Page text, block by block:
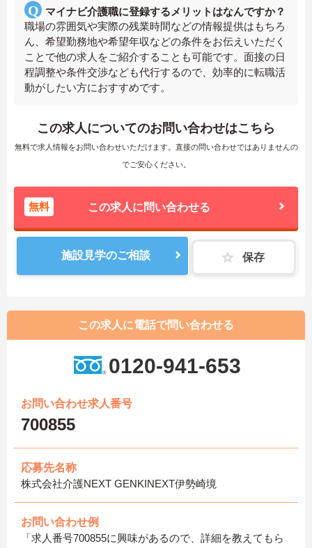
マイナビ介護職に登録するメリットはなんですか？
職場の雰囲気や実際の残業時間などの情報提供はもちろ
ん、希望勤務地や希望年収などの条件をお伝えいただく
ことで他の求人をご紹介することも可能です。面接の日
程調整や条件交渉なども代行するので、効率的に転職活
動がしたい方におすすめです。
この求人についてのお問い合わせはこちら
無料で求人情報をお問い合わせいただけます。直接の問い合わせではありませんの
でご安心ください。
無料 この求人に問い合わせる
施設見学のご相談 保存
この求人に電話で問い合わせる
0120-941-653
お問い合わせ求人番号
700855
応募先名称
株式会社介護NEXT GENKINEXT伊勢崎境
お問い合わせ例
「求人番号700855に興味があるので、詳細を教えてもら